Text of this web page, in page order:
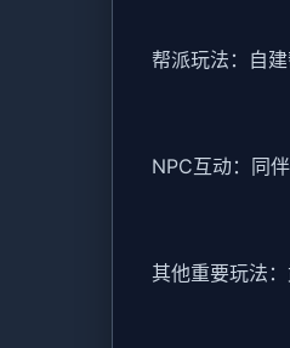
帮派玩法：自
NPC互动：同
其他重要玩法